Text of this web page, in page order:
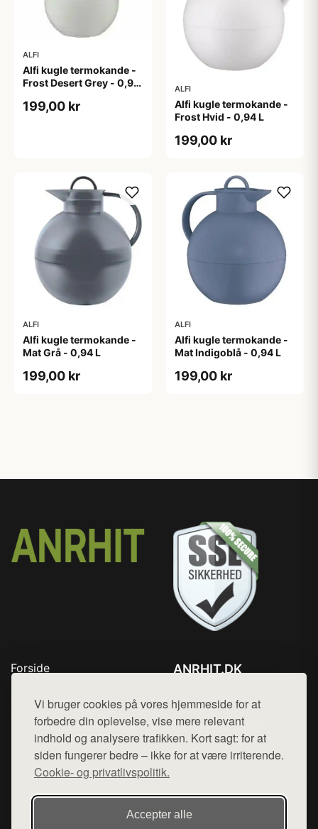
Vi bruger cookies på vores hjemmeside for at
forbedre din oplevelse, vise mere relevant
indhold og analysere trafikken. Kort sagt: for at
siden fungerer bedre – ikke for at være irriterende.
Cookie- og privatlivspolitik.
Accepter alle
ALFI
Alfi kugle termokande -
Frost Desert Grey - 0,94
199,00 kr
ALFI
Alfi kugle termokande -
Frost Hvid - 0,94 L
199,00 kr
ALFI
Alfi kugle termokande -
Mat Grå - 0,94 L
199,00 kr
ALFI
Alfi kugle termokande -
Mat Indigoblå - 0,94 L
199,00 kr
Forside
Top Rabatter
Blog
Kontakt
ANRHIT.DK
Mail: hej@want.dk
Cookie- og privatlivspolitik
Denne side er en del af want.dk, der udgiver en række